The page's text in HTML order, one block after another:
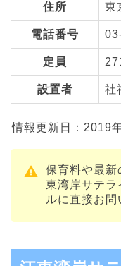
住所 東
電話番号
定員
設置者 社
情報更新日：2019
保育料や最新
東湾岸サテラ
ルに直接お問